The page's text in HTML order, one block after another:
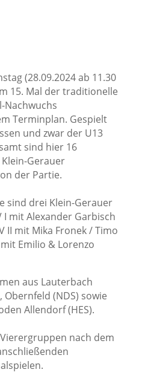
(28.09.2024 ab 11.30
15. Mal der traditionelle
Nachwuchs
Terminplan. Gespielt
und zwar der U13
sind hier 16
Gerauer
der Partie.
sind drei Klein-Gerauer
I mit Alexander Garbisch
II mit Mika Fronek / Timo
Emilio & Lorenzo
aus Lauterbach
Obernfeld (NDS) sowie
Allendorf (HES).
nach dem